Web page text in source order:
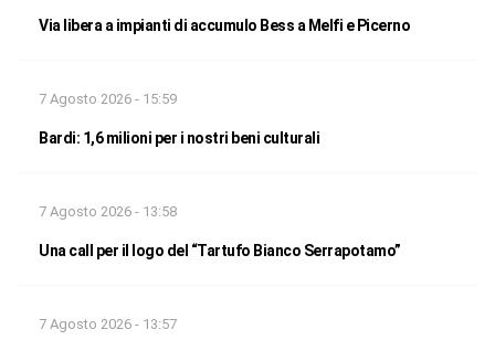
Via libera a impianti di accumulo Bess a Melfi e Picerno
7 Agosto 2026 - 15:59
Bardi: 1,6 milioni per i nostri beni culturali
7 Agosto 2026 - 13:58
Una call per il logo del “Tartufo Bianco Serrapotamo”
7 Agosto 2026 - 13:57